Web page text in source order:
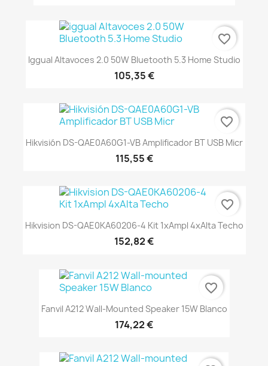
Iggual Altavoces 2.0 50W Bluetooth 5.3 Home Studio
105,35 €
favorite_border
Hikvisión DS-QAE0A60G1-VB Amplificador BT USB Micr
115,55 €
favorite_border
Hikvision DS-QAE0KA60206-4 Kit 1xAmpl 4xAlta Techo
152,82 €
favorite_border
Fanvil A212 Wall-Mounted Speaker 15W Blanco
174,22 €
favorite_border